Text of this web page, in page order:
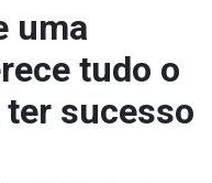
uma
tudo o
sucesso